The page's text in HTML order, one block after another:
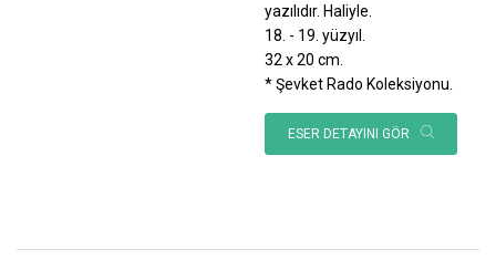
yazılıdır. Haliyle.
18. - 19. yüzyıl.
32 x 20 cm.
* Şevket Rado Koleksiyonu.
ESER DETAYINI GÖR